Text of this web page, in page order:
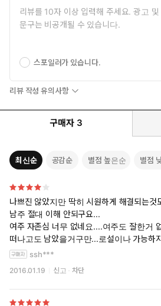
스포일러가 있습니다.
리뷰 작성 유의사항
구매자 3
최신순 공감순 별점 높은순 별점
나쁘진 않았지만 딱히 시원하게 해결되는
남주 절대 이해 안되구요...
여주 자존심 너무 없네요....여주도 잘한거
떠나고도 남았을거구만...로설이나 가능하
ssh***
2016.01.19 신고 차단